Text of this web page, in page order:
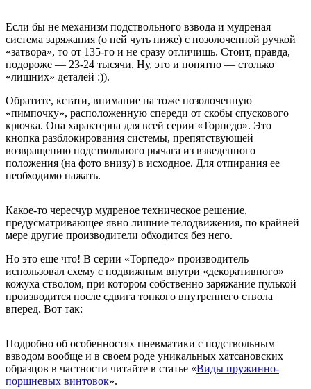
Если бы не механизм подствольного взвода и мудреная
система заряжания (о ней чуть ниже) с позолоченной ручкой
«затвора», то от 135-го и не сразу отличишь. Стоит, правда,
подороже — 23-24 тысячи. Ну, это и понятно — столько
«лишних» деталей :)).
Обратите, кстати, внимание на тоже позолоченную
«пимпочку», расположенную спереди от скобы спускового
крючка. Она характерна для всей серии «Торпедо». Это
кнопка разблокирования системы, препятствующей
возвращению подствольного рычага из взведенного
положения (на фото внизу) в исходное. Для отпирания ее
необходимо нажать.
Какое-то чересчур мудреное техническое решение,
предусматривающее явно лишние телодвижения, по крайней
мере другие производители обходится без него.
Но это еще что! В серии «Торпедо» производитель
использовал схему с подвижным внутри «декоративного»
кожуха стволом, при котором собственно заряжание пулькой
производится после сдвига тонкого внутреннего ствола
вперед. Вот так:
Подробно об особенностях пневматики с подствольным
взводом вообще и в своем роде уникальных хатсановских
образцов в частности читайте в статье «Виды пружинно-
поршневых винтовок».